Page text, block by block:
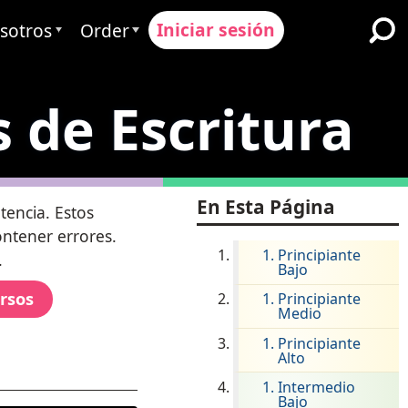
ClassLink
Escuelas y Distritos K-12
Inmersión Dual en Idiomas
Programas para Aprendices
Educación Superior
Lugares de trabajo
Order
Precios
Solicitar un Presupuesto
Contactar Soporte
Iniciar sesión
de Escritura
En Esta Página
Principiante
Bajo
Principiante
Medio
Principiante
Alto
Intermedio
Bajo
Estos
errores.